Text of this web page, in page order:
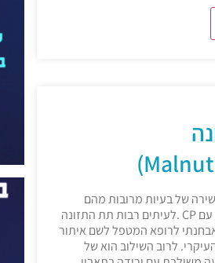
של בעיות מרובות מהם
סובלים ילדים עם CP .לעיתים רבות תת התזונה
לרופא המטפל לשם איתור
לרוב השילוב הוא של